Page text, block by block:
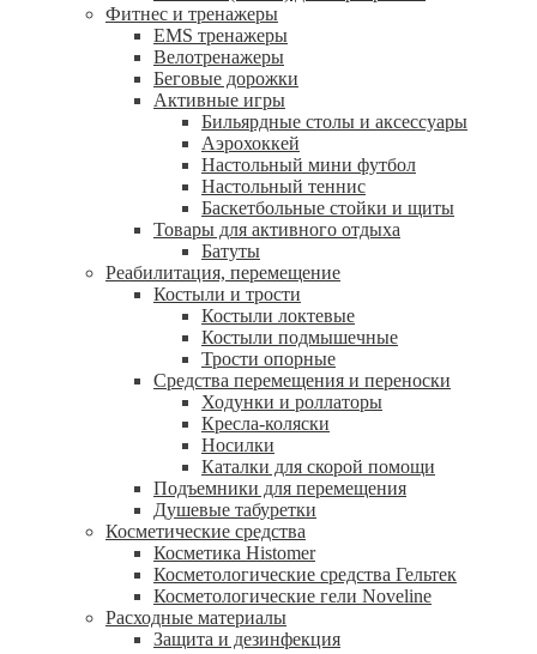
Фитнес и тренажеры
EMS тренажеры
Велотренажеры
Беговые дорожки
Активные игры
Бильярдные столы и аксессуары
Аэрохоккей
Настольный мини футбол
Настольный теннис
Баскетбольные стойки и щиты
Товары для активного отдыха
Батуты
Реабилитация, перемещение
Костыли и трости
Костыли локтевые
Костыли подмышечные
Трости опорные
Средства перемещения и переноски
Ходунки и роллаторы
Кресла-коляски
Носилки
Каталки для скорой помощи
Подъемники для перемещения
Душевые табуретки
Косметические средства
Косметика Histomer
Косметологические средства Гельтек
Косметологические гели Noveline
Расходные материалы
Защита и дезинфекция